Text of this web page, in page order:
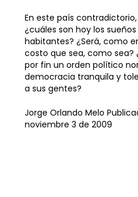
En este país
¿cuáles son hoy los
habitantes? ¿Será, como
costo que sea, como sea?
por fin un orden político
democracia tranquila y
a sus gentes?
Jorge Orlando Melo
noviembre 3 de 2009